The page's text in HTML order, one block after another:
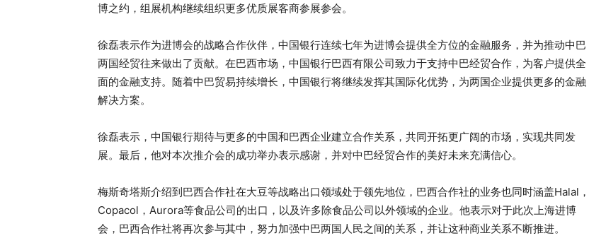
博之约，组展机构继续组织更多优质展客商参展参会。
徐磊表示作为进博会的战略合作伙伴，中国银行连续七年为进博会提供全方位的金融服务，并为推动中巴
两国经贸往来做出了贡献。在巴西市场，中国银行巴西有限公司致力于支持中巴经贸合作，为客户提供全
面的金融支持。随着中巴贸易持续增长，中国银行将继续发挥其国际化优势，为两国企业提供更多的金融
解决方案。
徐磊表示，中国银行期待与更多的中国和巴西企业建立合作关系，共同开拓更广阔的市场，实现共同发
展。最后，他对本次推介会的成功举办表示感谢，并对中巴经贸合作的美好未来充满信心。
梅斯奇塔斯介绍到巴西合作社在大豆等战略出口领域处于领先地位，巴西合作社的业务也同时涵盖Halal，
Copacol，Aurora等食品公司的出口，以及许多除食品公司以外领域的企业。他表示对于此次上海进博
会，巴西合作社将再次参与其中，努力加强中巴两国人民之间的关系，并让这种商业关系不断推进。